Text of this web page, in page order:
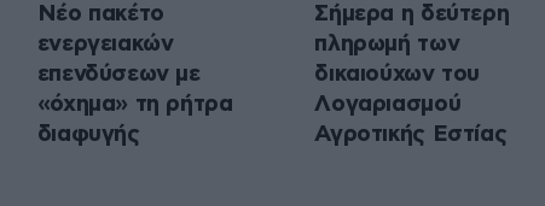
Νέο πακέτο
ενεργειακών
επενδύσεων με
«όχημα» τη ρήτρα
διαφυγής
Σήμερα η δεύτερη
πληρωμή των
δικαιούχων του
Λογαριασμού
Αγροτικής Εστίας